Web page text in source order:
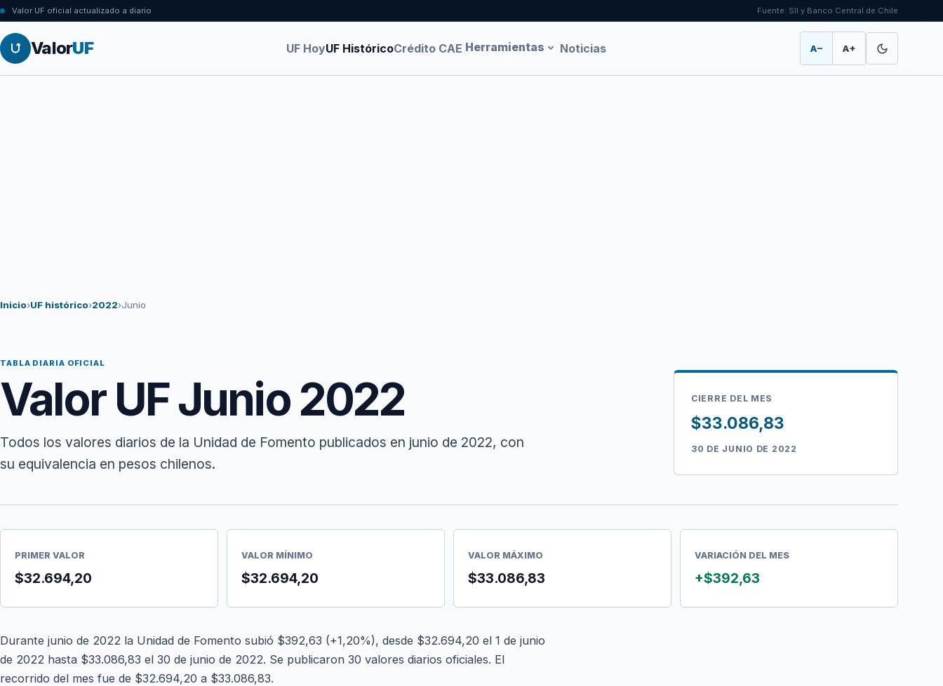
Valor UF oficial actualizado a diario Fuente: SII y Banco Central de Chile
ValorUF UF HoyUF HistóricoCrédito CAE Herramientas Noticias A− A+
Inicio›UF histórico›2022›Junio
TABLA DIARIA OFICIAL
Valor UF Junio 2022
Todos los valores diarios de la Unidad de Fomento publicados en junio de 2022, con
su equivalencia en pesos chilenos.
CIERRE DEL MES
$33.086,83
30 DE JUNIO DE 2022
PRIMER VALOR
$32.694,20
VALOR MÍNIMO
$32.694,20
VALOR MÁXIMO
$33.086,83
VARIACIÓN DEL MES
+$392,63
Durante junio de 2022 la Unidad de Fomento subió $392,63 (+1,20%), desde $32.694,20 el 1 de junio
de 2022 hasta $33.086,83 el 30 de junio de 2022. Se publicaron 30 valores diarios oficiales. El
recorrido del mes fue de $32.694,20 a $33.086,83.